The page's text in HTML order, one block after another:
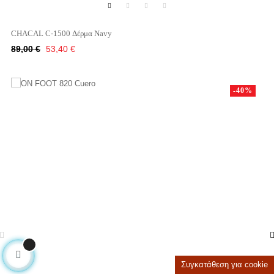
CHACAL C-1500 Δέρμα Navy
Κανονική
89,00 € Τιμή
53,40 €
-40%
Συγκατάθεση για cookie